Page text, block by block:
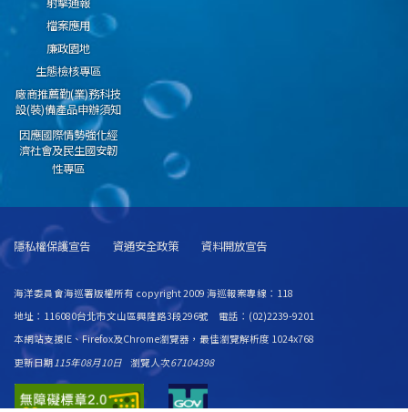
檔案應用
廉政園地
生態檢核專區
廠商推薦勤(業)務科技
設(裝)備產品申辦須知
因應國際情勢強化經
濟社會及民生國安韌
性專區
隱私權保護宣告 資通安全政策 資料開放宣告
海洋委員會海巡署版權所有 copyright 2009 海巡報案專線：118
地址：116080台北市文山區興隆路3段296號 電話：(02)2239-9201
本網站支援IE、Firefox及Chrome瀏覽器，最佳瀏覽解析度 1024x768
更新日期115年08月10日 瀏覽人次67104398